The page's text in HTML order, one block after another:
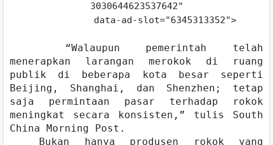
3030644623537642"
data-ad-slot="6345313352">
“Walaupun pemerintah telah
menerapkan larangan merokok di ruang
publik di beberapa kota besar seperti
Beijing, Shanghai, dan Shenzhen; tetap
saja permintaan pasar terhadap rokok
meningkat secara konsisten,” tulis South
China Morning Post.
Bukan hanya produsen rokok yang